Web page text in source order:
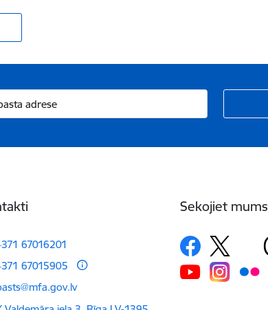
67016201
67015905
pasts:
Sekojiet mums